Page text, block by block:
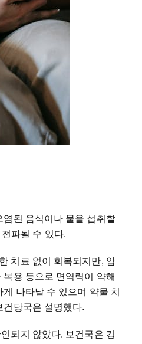
된 음식이나 물을 섭취할
파될 수 있다.
치료 없이 회복되지만, 암
용 등으로 면역력이 약해
나타날 수 있으며 약물 치
건당국은 설명했다.
되지 않았다. 보건국은 킹